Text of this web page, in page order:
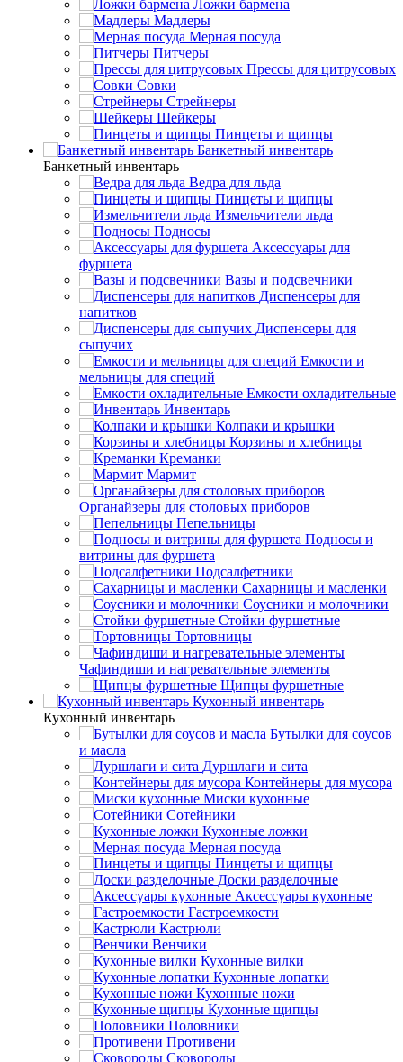
Ложки бармена
Мадлеры
Мерная посуда
Питчеры
Прессы для цитрусовых
Совки
Стрейнеры
Шейкеры
Пинцеты и щипцы
Банкетный инвентарь
Банкетный инвентарь
Ведра для льда
Пинцеты и щипцы
Измельчители льда
Подносы
Аксессуары для
фуршета
Вазы и подсвечники
Диспенсеры для
напитков
Диспенсеры для
сыпучих
Емкости и
мельницы для специй
Емкости охладительные
Инвентарь
Колпаки и крышки
Корзины и хлебницы
Креманки
Мармит
Органайзеры для столовых приборов
Пепельницы
Подносы и
витрины для фуршета
Подсалфетники
Сахарницы и масленки
Соусники и молочники
Стойки фуршетные
Тортовницы
Чафиндиши и нагревательные элементы
Щипцы фуршетные
Кухонный инвентарь
Кухонный инвентарь
Бутылки для соусов
и масла
Дуршлаги и сита
Контейнеры для мусора
Миски кухонные
Сотейники
Кухонные ложки
Мерная посуда
Пинцеты и щипцы
Доски разделочные
Аксессуары кухонные
Гастроемкости
Кастрюли
Венчики
Кухонные вилки
Кухонные лопатки
Кухонные ножи
Кухонные щипцы
Половники
Противени
Сковороды